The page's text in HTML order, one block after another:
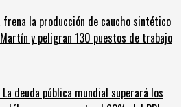
frena la producción de caucho sintético
y peligran 130 puestos de trabajo
deuda pública mundial superará los